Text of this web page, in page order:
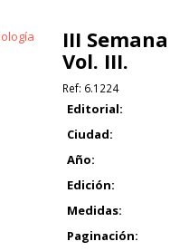
III
Vol. III.
Ref: 6.1224
Editorial:
Ciudad:
Año:
Edición:
Medidas:
Paginación: